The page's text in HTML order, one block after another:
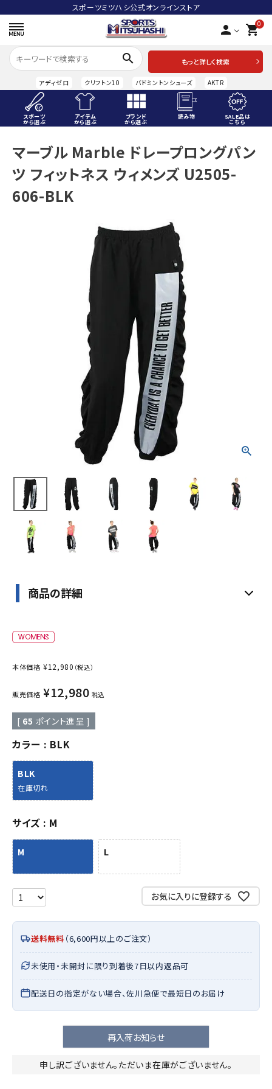
スポーツミツハシ公式オンラインストア
person 0
shopping_cart
search
もっと詳しく検索
アディゼロ クリフトン10 バドミントンシューズ AKTR
スポーツ
から選ぶ
アイテム
から選ぶ
ブランド
から選ぶ
読み物 SALE品は
こちら
ACCOUNT MENU
ようこそ ゲスト 様
meeting_room ログイン
プライバシーポリシー
マーブル Marble ドレープロングパン
ツ フィットネス ウィメンズ U2505-
606-BLK
商品の詳細
本体価格 ¥12,980 （税込）
販売価格 ¥12,980 税込
[ 65 ポイント進呈 ]
カラー BLK
BLK
在庫切れ
サイズ M
M L
お気に入りに登録する
送料無料 （6,600円以上のご注文）
未使用・未開封に限り到着後7日以内返品可
配送日の指定がない場合、佐川急便で最短日のお届け
再入荷お知らせ
申し訳ございません。ただいま在庫がございません。